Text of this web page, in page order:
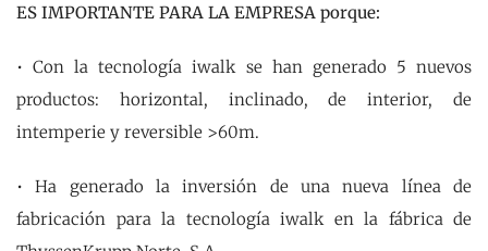
ES IMPORTANTE PARA LA EMPRESA porque:
• Con la tecnología iwalk se han generado 5 nuevos
productos: horizontal, inclinado, de interior, de
intemperie y reversible >60m.
• Ha generado la inversión de una nueva línea de
fabricación para la tecnología iwalk en la fábrica de